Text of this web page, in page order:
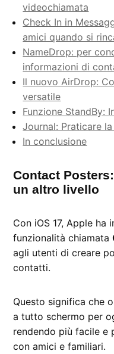
videochiamata
Check In in
amici quando si
NameDrop: per
informazioni di
Il nuovo AirDrop:
versatile
Funzione StandBy:
Journal: Praticare
In conclusione
Contact
un altro livello
Con iOS 17, Apple
funzionalità chiamata
agli utenti di creare
contatti.
Questo significa che
a tutto schermo per
rendendo più facile e
con amici e familiari.